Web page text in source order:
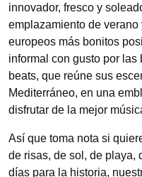
innovador, fresco y
emplazamiento de
europeos más bonitos
informal con gusto por
beats, que reúne sus
Mediterráneo, en una
disfrutar de la mejor
Así que toma nota si
de risas, de sol, de
días para la historia,